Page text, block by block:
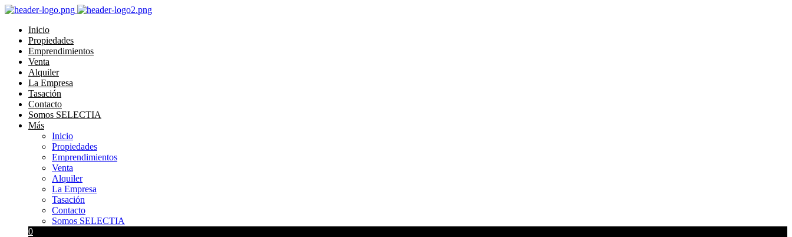
Inicio
Propiedades
Emprendimientos
Venta
Alquiler
La Empresa
Tasación
Contacto
Somos SELECTIA
Más
Inicio
Propiedades
Emprendimientos
Venta
Alquiler
La Empresa
Tasación
Contacto
Somos SELECTIA
0